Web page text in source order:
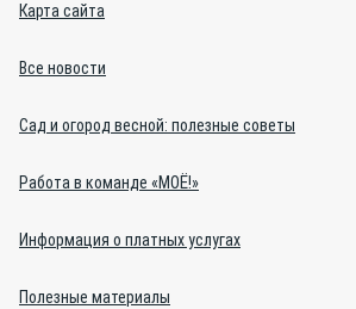
Карта сайта
Все новости
Сад и огород весной: полезные советы
Работа в команде «МОЁ!»
Информация о платных услугах
Полезные материалы